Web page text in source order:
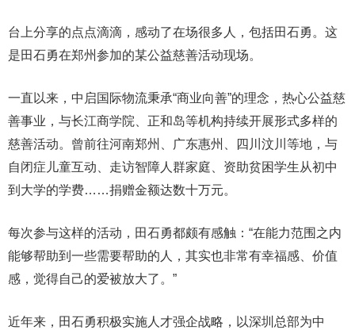
台上分享的点点滴滴，感动了在场很多人，包括田石勇。这
是田石勇在郑州参加的某公益慈善活动现场。
一直以来，中启国际物流秉承“商业向善”的理念，热心公益慈
善事业，与长江商学院、正和岛等机构持续开展形式多样的
慈善活动。曾前往河南郑州、广东惠州、四川汶川等地，与
自闭症儿童互动、走访智障人群家庭、资助贫困学生从初中
到大学的学费……捐赠金额达数十万元。
每次参与这样的活动，田石勇都颇有感触：“在能力范围之内
能够帮助到一些需要帮助的人，其实也非常有幸福感、价值
感，觉得自己的爱被放大了。”
近年来，田石勇积极实施人才强企战略，以深圳总部为中